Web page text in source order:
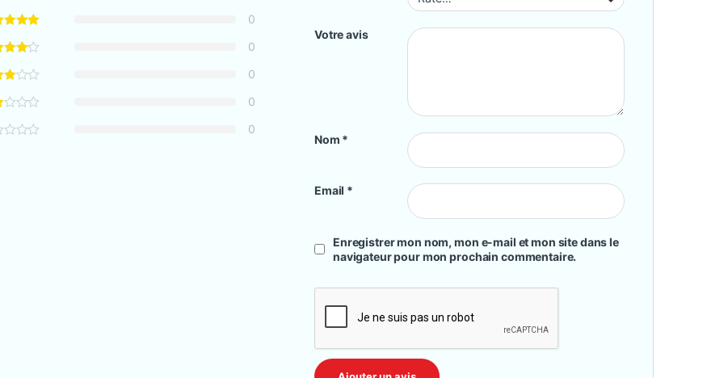
0
0
0
0
0
Votre avis
Nom *
Email *
Enregistrer mon nom, mon e-mail et mon site dans le
navigateur pour mon prochain commentaire.